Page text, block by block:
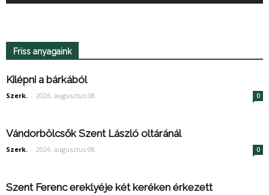
Friss anyagaink
Kilépni a bárkából
Szerk. - 2026. augusztus 08. 0
Vándorbölcsők Szent László oltáránál
Szerk. - 2026. augusztus 08. 0
Szent Ferenc ereklyéje két keréken érkezett